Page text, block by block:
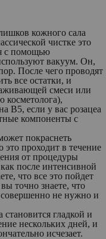
кожного сала
чистке это
с помощью
вакуум. Он,
После чего проводят
все остатки, и
смеси или
В5, если у вас розацеа
компоненты с
покраснеть
это проходит в течение
от процедуры
после интенсивной
что все это пойдет
точно знаете, что
совершенно не нужно и
гладкой и
нескольких дней, и
исчезает.